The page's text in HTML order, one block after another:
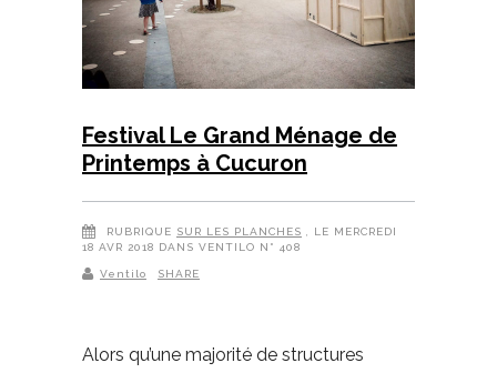
Festival Le Grand Ménage de
Printemps à Cucuron
RUBRIQUE SUR LES PLANCHES
, LE MERCREDI
18 AVR 2018 DANS VENTILO N° 408
Ventilo SHARE
Alors qu’une majorité de structures